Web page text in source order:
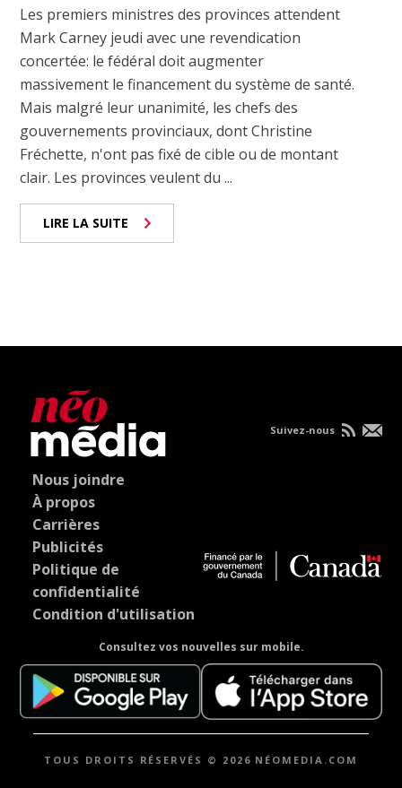
Les premiers ministres des provinces attendent
Mark Carney jeudi avec une revendication
concertée: le fédéral doit augmenter
massivement le financement du système de santé.
Mais malgré leur unanimité, les chefs des
gouvernements provinciaux, dont Christine
Fréchette, n'ont pas fixé de cible ou de montant
clair. Les provinces veulent du ...
LIRE LA SUITE
Nous joindre
À propos
Carrières
Publicités
Politique de
confidentialité
Condition d'utilisation
Consultez vos nouvelles sur mobile.
Suivez-nous
TOUS DROITS RÉSERVÉS © 2026 NÉOMEDIA.COM